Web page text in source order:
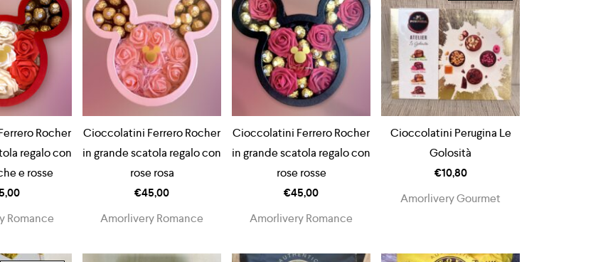
Rocher
regalo con
e rosse
Romance
Cioccolatini Ferrero Rocher
in grande scatola regalo con
rose rosa
€45,00
Amorlivery Romance
Cioccolatini Ferrero Rocher
in grande scatola regalo con
rose rosse
€45,00
Amorlivery Romance
Cioccolatini Perugina Le
Golosità
€10,80
Amorlivery Gourmet